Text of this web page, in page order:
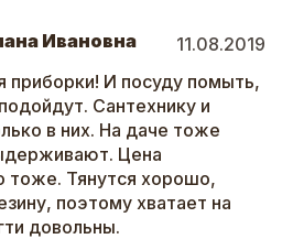
Ивановна
11.08.2019
приборки! И посуду помыть,
Сантехнику и
в них. На даче тоже
Цена
тоже. Тянутся хорошо,
поэтому хватает на
довольны.